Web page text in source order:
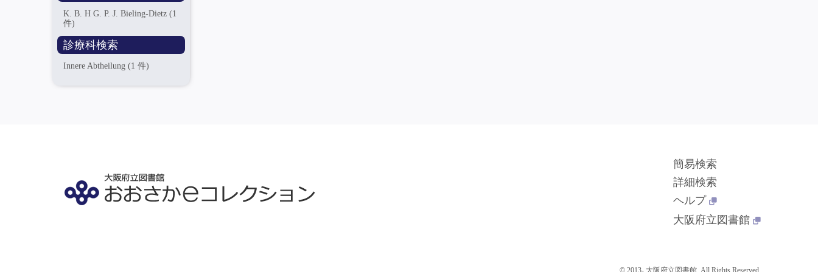
K. B. H G. P. J. Bieling-Dietz(1
件)
診療科検索
Innere Abtheilung(1 件)
簡易検索
詳細検索
ヘルプ
大阪府立図書館
© 2013- 大阪府立図書館. All Rights Reserved.